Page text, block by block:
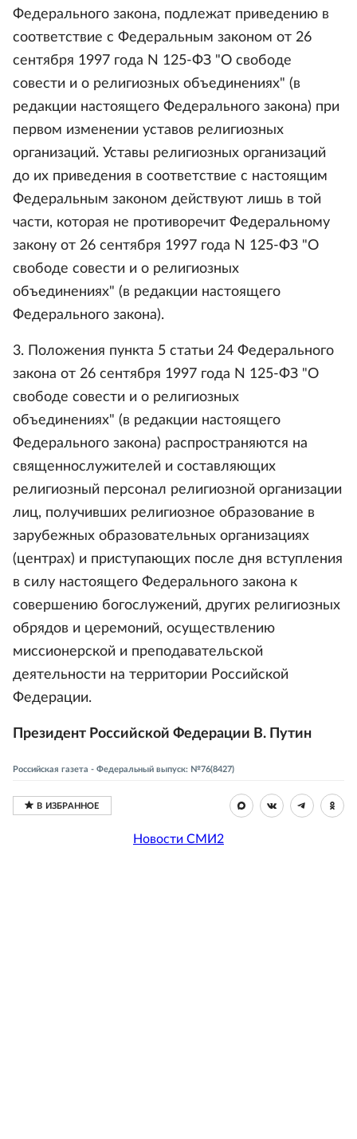
Федерального закона, подлежат приведению в
соответствие с Федеральным законом от 26
сентября 1997 года N 125-ФЗ "О свободе
совести и о религиозных объединениях" (в
редакции настоящего Федерального закона) при
первом изменении уставов религиозных
организаций. Уставы религиозных организаций
до их приведения в соответствие с настоящим
Федеральным законом действуют лишь в той
части, которая не противоречит Федеральному
закону от 26 сентября 1997 года N 125-ФЗ "О
свободе совести и о религиозных
объединениях" (в редакции настоящего
Федерального закона).
3. Положения пункта 5 статьи 24 Федерального
закона от 26 сентября 1997 года N 125-ФЗ "О
свободе совести и о религиозных
объединениях" (в редакции настоящего
Федерального закона) распространяются на
священнослужителей и составляющих
религиозный персонал религиозной организации
лиц, получивших религиозное образование в
зарубежных образовательных организациях
(центрах) и приступающих после дня вступления
в силу настоящего Федерального закона к
совершению богослужений, других религиозных
обрядов и церемоний, осуществлению
миссионерской и преподавательской
деятельности на территории Российской
Федерации.
Президент Российской Федерации В. Путин
Российская газета - Федеральный выпуск: №76(8427)
Новости СМИ2